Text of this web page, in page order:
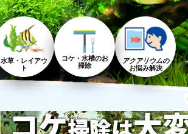
水草・レイアウ
ト
コケ・水槽のお
掃除
アクアリウムの
お悩み解決